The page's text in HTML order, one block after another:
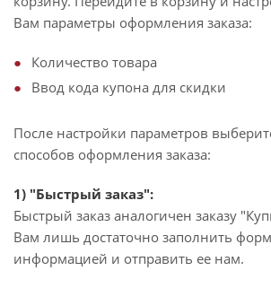
Вам параметры оформления заказа:
Количество товара
Ввод кода купона для скидки
После настройки параметров
способов оформления заказа:
1) "Быстрый заказ":
Быстрый заказ аналогичен заказу
Вам лишь достаточно заполнить
информацией и отправить ее нам.